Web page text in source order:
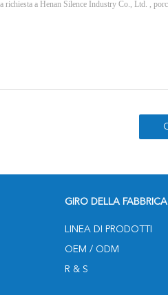
GIRO DELLA FABBRICA
LINEA DI PRODOTTI
OEM / ODM
R & S